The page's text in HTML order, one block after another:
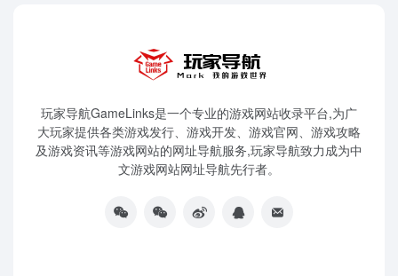
玩家导航GameLinks是一个专业的游戏网站收录平台,为广
大玩家提供各类游戏发行、游戏开发、游戏官网、游戏攻略
及游戏资讯等游戏网站的网址导航服务,玩家导航致力成为中
文游戏网站网址导航先行者。